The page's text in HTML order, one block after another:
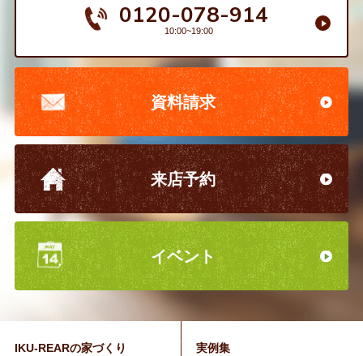
0120-078-914
10:00~19:00
資料請求
来店予約
イベント
IKU-REARの家づくり 実例集